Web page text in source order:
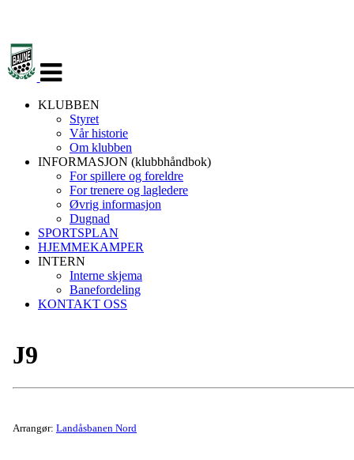
navigasjon
KLUBBEN
Styret
Vår historie
Om klubben
INFORMASJON (klubbhåndbok)
For spillere og foreldre
For trenere og lagledere
Øvrig informasjon
Dugnad
SPORTSPLAN
HJEMMEKAMPER
INTERN
Interne skjema
Banefordeling
KONTAKT OSS
J9
Arrangør: Landåsbanen Nord